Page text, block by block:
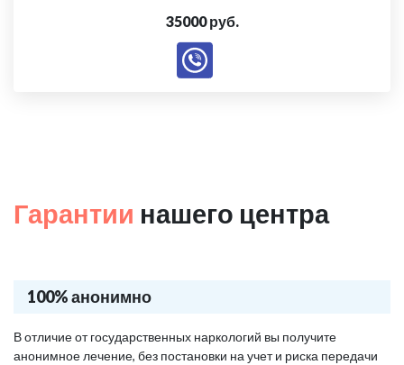
35000 руб.
Гарантии нашего центра
100% анонимно
В отличие от государственных наркологий вы получите
анонимное лечение, без постановки на учет и риска передачи